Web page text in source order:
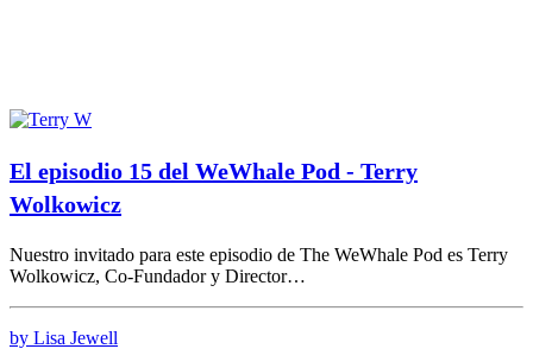
El episodio 15 del WeWhale Pod - Terry
Wolkowicz
Nuestro invitado para este episodio de The WeWhale Pod es Terry
Wolkowicz, Co-Fundador y Director…
by Lisa Jewell